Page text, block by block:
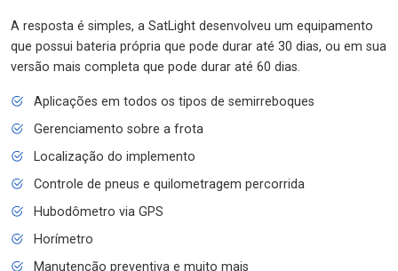
A resposta é simples, a SatLight desenvolveu um equipamento
que possui bateria própria que pode durar até 30 dias, ou em sua
versão mais completa que pode durar até 60 dias.
Aplicações em todos os tipos de semirreboques
Gerenciamento sobre a frota
Localização do implemento
Controle de pneus e quilometragem percorrida
Hubodômetro via GPS
Horímetro
Manutenção preventiva e muito mais